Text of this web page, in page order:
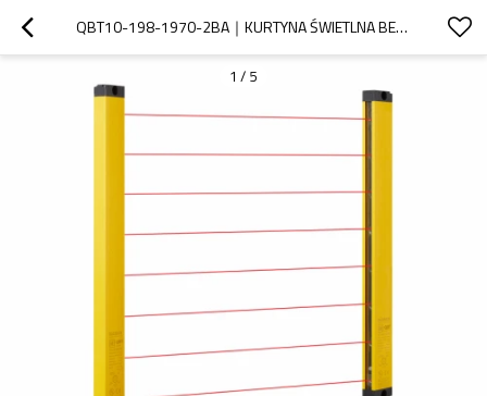
QBT10-198-1970-2BA｜KURTYNA ŚWIETLNA BEZPIECZEŃSTWA｜DADISICK
1 / 5